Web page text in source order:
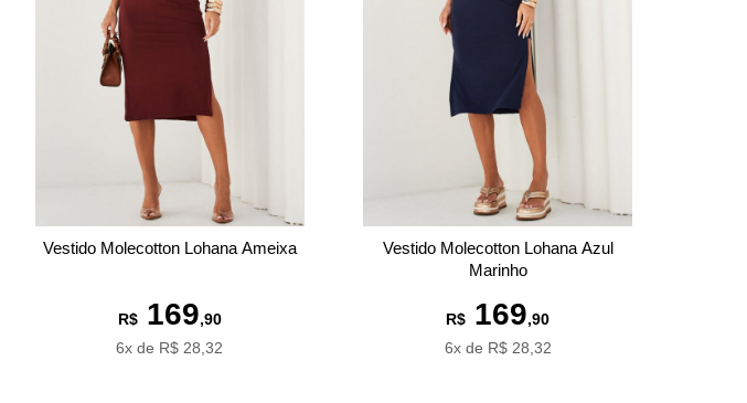
Vestido Molecotton Lohana Ameixa
R$169,90
6x de R$ 28,32
Vestido Molecotton Lohana Azul
Marinho
R$ 169,90
6x de R$ 28,32